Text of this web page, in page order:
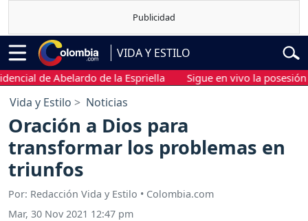
VIDA Y ESTILO
de Abelardo de la Espriella Sigue en vivo la posesión
Vida y Estilo Noticias
Oración a Dios para
transformar los problemas en
triunfos
Por: Redacción Vida y Estilo • Colombia.com
Mar, 30 Nov 2021 12:47 pm